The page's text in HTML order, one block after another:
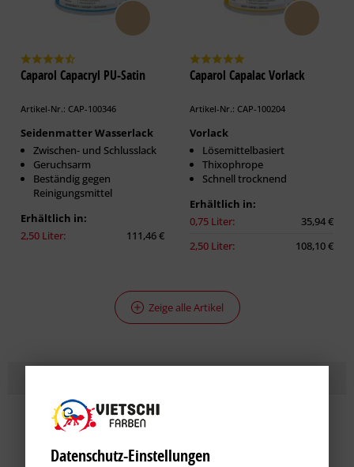
Caparol Capacryl PU-Satin
Artikel-Nr.: CAP-100346
Seidenmatter Wasserlack
Zwischen- und Schlusslack
Geruchsarm
Beständig gegen
Reinigungsmittel
Erhältlich in:
2,50 Liter:
111,46 €
Caparol Capalac Vorlack
Artikel-Nr.: CAP-100204
Vorlack
Lösemittelbasiert
Thixophrope
Schnell trocknend
Erhältlich in:
0,75 Liter:
35,94 €
2,50 Liter:
108,10 €
Zeige alle Artikel
Datenschutz-Einstellungen